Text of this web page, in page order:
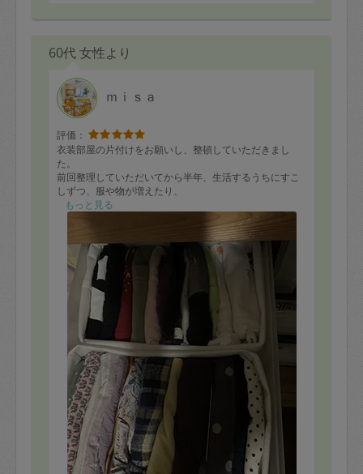
60代 女性より
ｍｉｓａ
評価：
衣装部屋の片付けをお願いし、整頓していただきまし
た。
前回整理していただいてから半年、生活するうちにすこ
しずつ、服や物が増えたり、
適当に出し入れするうちに、ケースにおさまりづらくな
入れ替え、畳み直し、衣装ケースの洋服や物の整理を一
緒にしていただきました。
時間が余ったので、天袋と洋服ダンスも整理してもらい
ました。
とてもきれいにすっきりし、空きスペースまで生まれま
畳み方も教えていただき、この状態を維持しやすくなり
ました。
天袋はいままでずっと、大きな物がはみ出していて、扉
が閉まらず開いたままでしたが、入れ方を工夫してくだ
さり、ぴったりと扉も閉まるようになり、とてもスッキ
リしました。今回も持参された仕分けグッズが適切でし
た。
どこに何があるのかがひと目でわかるようになりまし
た。使わないのに出したままだった猫のケージを畳むの
も手伝っていただき、こちらも邪魔にならないところに
上手に納めていただきました。今回もとても助かりまし
た。
もっと見る